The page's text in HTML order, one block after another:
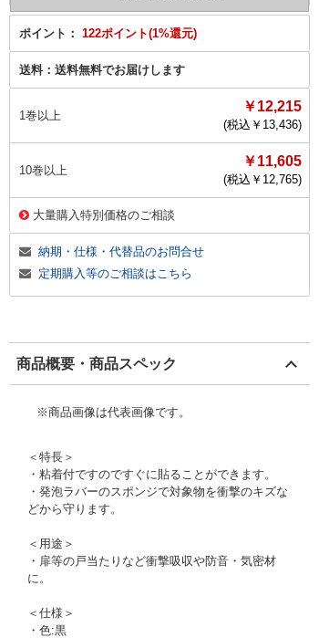
ポイント： 122ポイント(1%還元)
送料： 送料無料でお届けします
1巻以上
￥12,215
(税込￥ 13,436)
10巻以上
￥11,605
(税込￥ 12,765)
大量購入特別価格のご相談
納期・仕様・代替品のお問合せ
定期購入等のご相談はこちら
商品概要・商品スペック
※商品画像は代表画像です。
＜特長＞
・粘着付ですのですぐに貼ることができます。
・発泡ラバーのスポンジで対象物を衝撃のキズな
どから守ります。
＜用途＞
・扉等の戸当たりなど衝撃吸収や防音・気密材
に。
＜仕様＞
・色:黒